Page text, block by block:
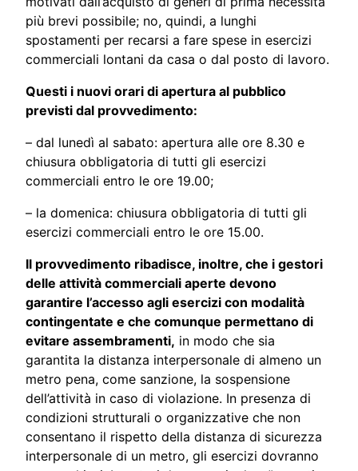
più brevi possibile; no, quindi, a lunghi
spostamenti per recarsi a fare spese in esercizi
commerciali lontani da casa o dal posto di lavoro.
Questi i nuovi orari di apertura al pubblico
previsti dal provvedimento:
– dal lunedì al sabato: apertura alle ore 8.30 e
chiusura obbligatoria di tutti gli esercizi
commerciali entro le ore 19.00;
– la domenica: chiusura obbligatoria di tutti gli
esercizi commerciali entro le ore 15.00.
Il provvedimento ribadisce, inoltre, che i gestori
delle attività commerciali aperte devono
garantire l’accesso agli esercizi con modalità
contingentate e che comunque permettano di
evitare assembramenti, in modo che sia
garantita la distanza interpersonale di almeno un
metro pena, come sanzione, la sospensione
dell’attività in caso di violazione. In presenza di
condizioni strutturali o organizzative che non
consentano il rispetto della distanza di sicurezza
interpersonale di un metro, gli esercizi dovranno